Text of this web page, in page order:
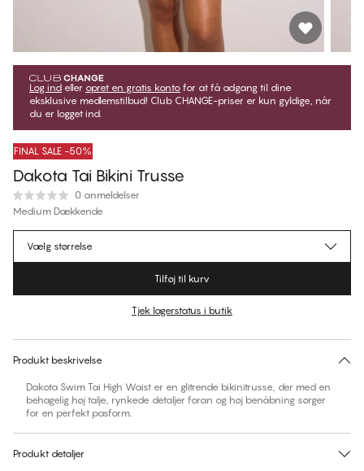
Log ind eller opret en gratis konto for at få adgang til dine
eksklusive medlemstilbud! Club CHANGE-priser er kun gyldige, når
du er logget ind.
FINAL SALE -50%
Dakota Tai Bikini Trusse
0 anmeldelser
Medium Dækkende
299,00 kr.Normalpris
Ingen foreslåede størrelse for dette item
Vælg størrelse
Tilføj til kurv
Tjek lagerstatus i butik
Produkt beskrivelse
Dakota Swim Tai High Waist er en glitrende bikinitrusse, der med en
behagelig høj talje, rynkede detaljer foran og høj benåbning sørger
for en perfekt pasform.
Produkt detaljer